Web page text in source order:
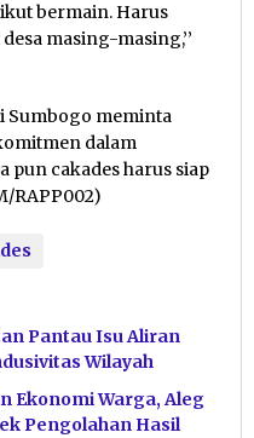
bermain. Harus
masing-masing,’’
Sumbogo meminta
dalam
pun cakades harus siap
RAPP002)
Pantau Isu Aliran
Wilayah
Ekonomi Warga, Aleg
Pengolahan Hasil